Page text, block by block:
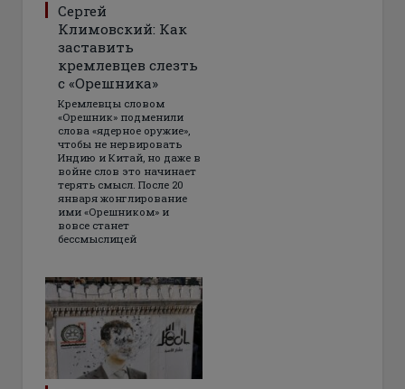
Сергей
Климовский: Как
заставить
кремлевцев слезть
с «Орешника»
Кремлевцы словом
«Орешник» подменили
слова «ядерное оружие»,
чтобы не нервировать
Индию и Китай, но даже в
войне слов это начинает
терять смысл. После 20
января жонглирование
ими «Орешником» и
вовсе станет
бессмыслицей